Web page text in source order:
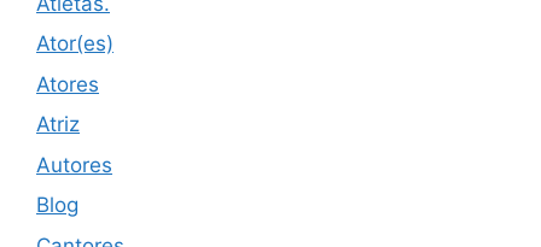
Ator(es)
Atores
Atriz
Autores
Blog